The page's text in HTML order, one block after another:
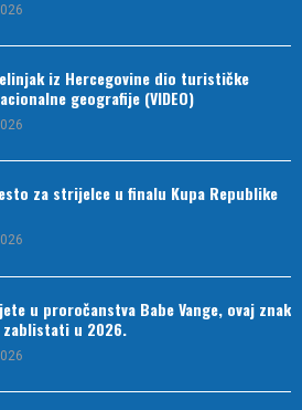
iz Hercegovine dio turističke
geografije (VIDEO)
za strijelce u finalu Kupa Republike
u proročanstva Babe Vange, ovaj znak
zablistati u 2026.